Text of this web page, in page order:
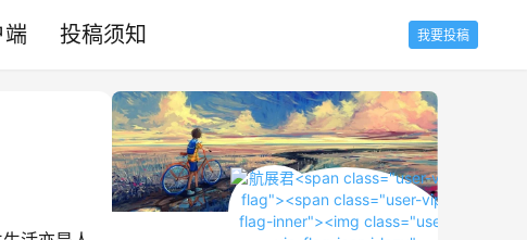
端 投稿须知 我要投稿